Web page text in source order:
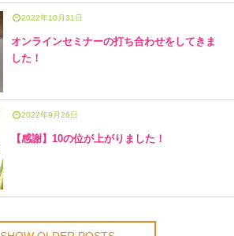
2022年10月31日
オンラインセミナーの打ち合わせをしてきま
した！
2022年9月26日
【感謝】10の位が上がりました！